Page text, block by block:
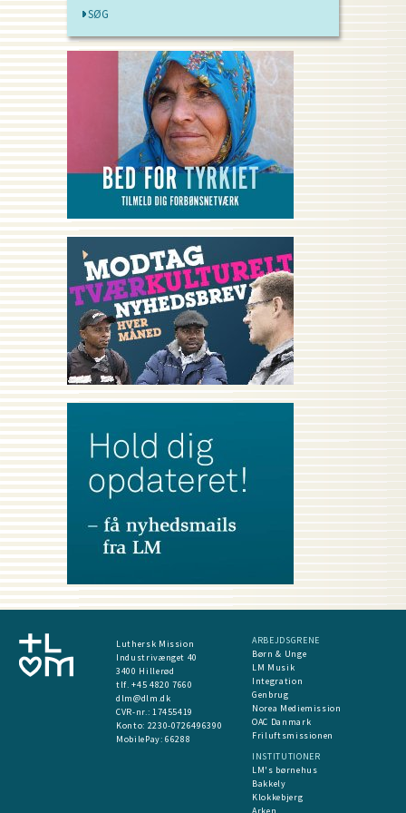
Luthersk Mission
Industrivænget 40
3400 Hillerød
tlf. +45 4820 7660
dlm@dlm.dk
CVR-nr.: 17455419
​Konto: 2230-0726496390
MobilePay:66288
ARBEJDSGRENE
Børn & Unge
LM Musik
Integration
Genbrug
Norea Mediemission
OAC Danmark
Friluftsmissionen
INSTITUTIONER
LM's børnehus
Bakkely
Klokkebjerg